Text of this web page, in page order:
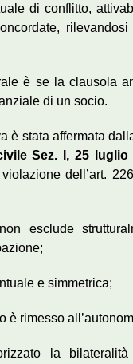
di conflitto,
è se la clausola
di un socio.
è stata affermata
Sez. I, 25 luglio
dell’art.
esclude
e simmetrica;
è rimesso
la